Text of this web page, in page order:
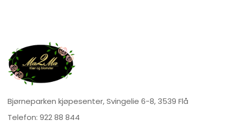
Bjørneparken kjøpesenter, Svingelie 6-8, 3539 Flå
Telefon: 922 88 844